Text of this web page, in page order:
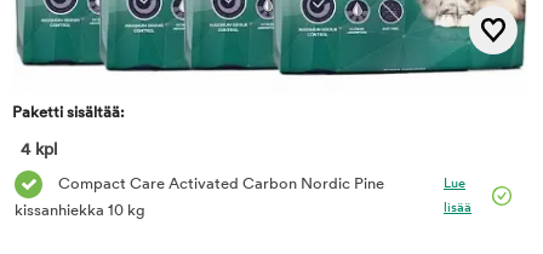
Paketti sisältää:
4 kpl
Compact Care Activated Carbon Nordic Pine
kissanhiekka 10 kg
Lue
lisää